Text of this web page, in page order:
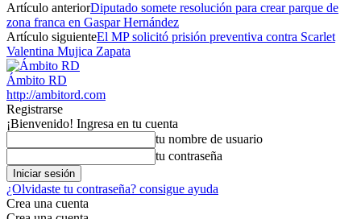
Artículo anteriorDiputado somete resolución para crear parque de
zona franca en Gaspar Hernández
Artículo siguienteEl MP solicitó prisión preventiva contra Scarlet
Valentina Mujica Zapata
Ámbito RD
http://ambitord.com
Registrarse
¡Bienvenido! Ingresa en tu cuenta
tu nombre de usuario
tu contraseña
¿Olvidaste tu contraseña? consigue ayuda
Crea una cuenta